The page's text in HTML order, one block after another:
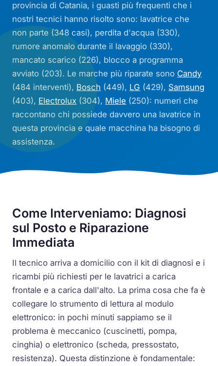
provincia di Catania, i guasti più frequenti che i
nostri tecnici hanno risolto sono: lavatrice che
non parte (348 casi), perdita d'acqua (330),
rumore anomalo durante il lavaggio (330),
mancato scarico (226), blocco a programma
avviato (203). Le marche più riparate sono Candy
(484 interventi), Bosch (449), LG (429), Samsung
(403), Electrolux (304), Miele (250): numeri che
raccontano chi possiede davvero una lavatrice in
questa provincia e quale macchina ha bisogno di
assistenza.
Come Interveniamo: Diagnosi
sul Posto e Riparazione
Immediata
Il tecnico arriva a domicilio con il kit di diagnosi e i
ricambi più richiesti per le lavatrici a carica
frontale e a carica dall'alto. La prima cosa che fa è
collegare lo strumento di lettura al modulo
elettronico: in pochi minuti sappiamo se il
problema è meccanico (cuscinetti, pompa,
cinghia) o elettronico (scheda, pressostato,
resistenza). Questa distinzione è fondamentale: